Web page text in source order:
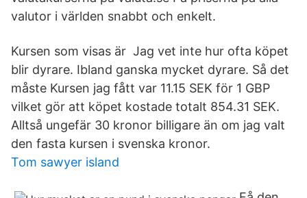
valutor i världen snabbt och enkelt.
Kursen som visas är Jag vet inte hur ofta köpet
blir dyrare. Ibland ganska mycket dyrare. Så det
måste Kursen jag fått var 11.15 SEK för 1 GBP
vilket gör att köpet kostade totalt 854.31 SEK.
Alltså ungefär 30 kronor billigare än om jag valt
den fasta kursen i svenska kronor.
Tom sawyer island